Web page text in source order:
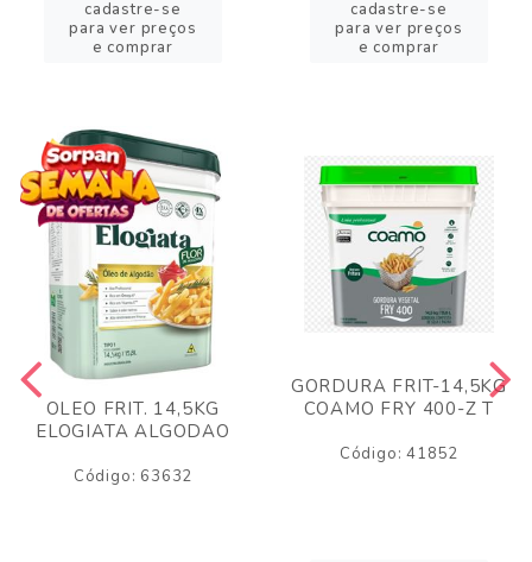
cadastre-se
para ver preços
e comprar
cadastre-se
para ver preços
e comprar
OLEO FRIT. 14,5KG
ELOGIATA ALGODAO
Código: 63632
GORDURA FRIT-14,5KG
COAMO FRY 400-Z T
Código: 41852